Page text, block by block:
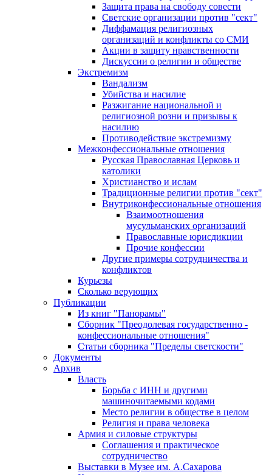
Защита права на свободу совести
Светские организации против "сект"
Диффамация религиозных
организаций и конфликты со СМИ
Акции в защиту нравственности
Дискуссии о религии и обществе
Экстремизм
Вандализм
Убийства и насилие
Разжигание национальной и
религиозной розни и призывы к
насилию
Противодействие экстремизму
Межконфессиональные отношения
Русская Православная Церковь и
католики
Христианство и ислам
Традиционные религии против "сект"
Внутриконфессиональные отношения
Взаимоотношения
мусульманских организаций
Православные юрисдикции
Прочие конфессии
Другие примеры сотрудничества и
конфликтов
Курьезы
Сколько верующих
Публикации
Из книг "Панорамы"
Сборник "Преодолевая государственно -
конфессиональные отношения"
Статьи сборника "Пределы светскости"
Документы
Архив
Власть
Борьба с ИНН и другими
машиночитаемыми кодами
Место религии в обществе в целом
Религия и права человека
Армия и силовые структуры
Соглашения и практическое
сотрудничество
Выставки в Музее им. А.Сахарова